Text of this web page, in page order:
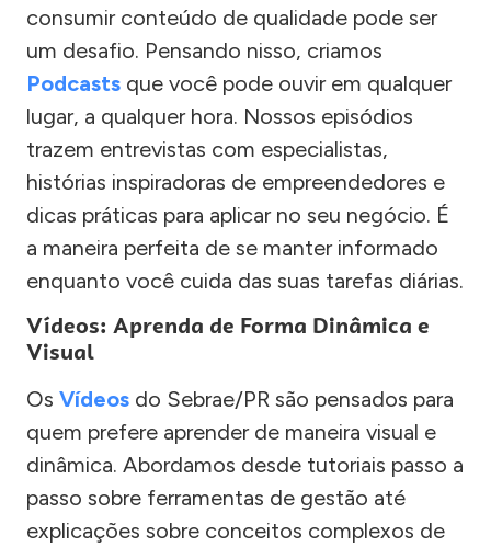
consumir conteúdo de qualidade pode ser
um desafio. Pensando nisso, criamos
Podcasts que você pode ouvir em qualquer
lugar, a qualquer hora. Nossos episódios
trazem entrevistas com especialistas,
histórias inspiradoras de empreendedores e
dicas práticas para aplicar no seu negócio. É
a maneira perfeita de se manter informado
enquanto você cuida das suas tarefas diárias.
Vídeos: Aprenda de Forma Dinâmica e
Visual
Os Vídeos do Sebrae/PR são pensados para
quem prefere aprender de maneira visual e
dinâmica. Abordamos desde tutoriais passo a
passo sobre ferramentas de gestão até
explicações sobre conceitos complexos de